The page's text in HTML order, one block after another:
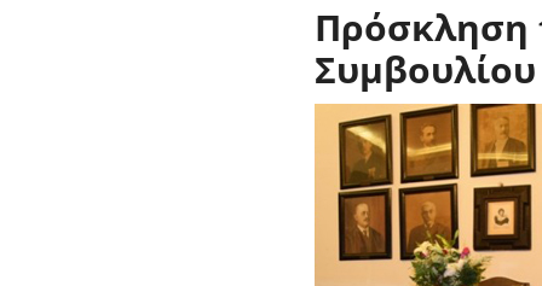
Πρόσκληση
Συμβουλίου